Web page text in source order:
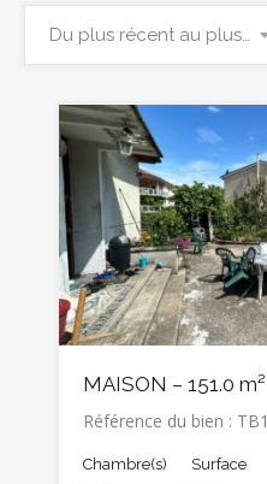
Du plus récent au plus ancien
MAISON – 151.0
Référence du bien :
Chambre(s) Surface